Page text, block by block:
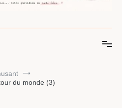
du monde (3)